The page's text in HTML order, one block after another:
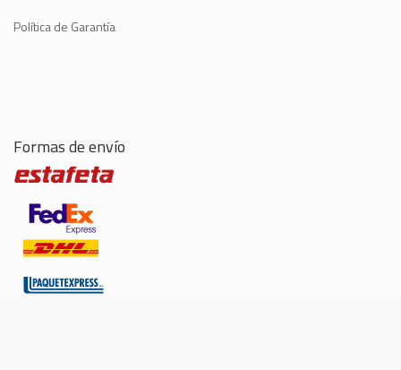
Política de Garantía
Formas de envío